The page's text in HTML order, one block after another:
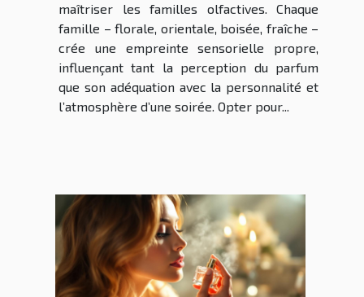
maîtriser les familles olfactives. Chaque
famille – florale, orientale, boisée, fraîche –
crée une empreinte sensorielle propre,
influençant tant la perception du parfum
que son adéquation avec la personnalité et
l’atmosphère d’une soirée. Opter pour...